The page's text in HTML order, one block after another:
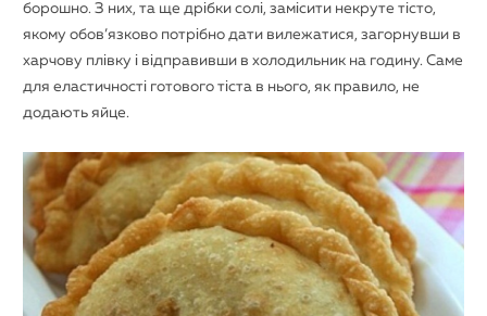
борошно. З них, та ще дрібки солі, замісити некруте тісто,
якому обов’язково потрібно дати вилежатися, загорнувши в
харчову плівку і відправивши в холодильник на годину. Саме
для еластичності готового тіста в нього, як правило, не
додають яйце.